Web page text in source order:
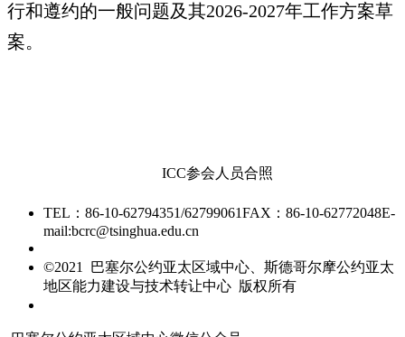
行和遵约的一般问题及其2026-2027年工作方案草
案。
ICC参会人员合照
TEL：86-10-62794351/62799061FAX：86-10-62772048E-
mail:bcrc@tsinghua.edu.cn
©2021 巴塞尔公约亚太区域中心、斯德哥尔摩公约亚太
地区能力建设与技术转让中心 版权所有